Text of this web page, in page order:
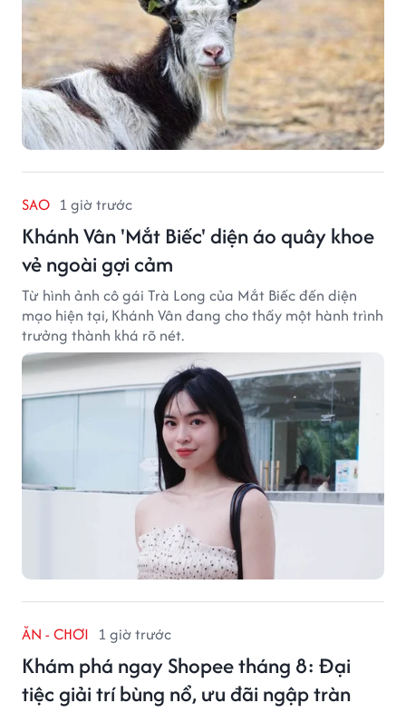
SAO 1 giờ trước
Khánh Vân 'Mắt Biếc' diện áo quây khoe
vẻ ngoài gợi cảm
Từ hình ảnh cô gái Trà Long của Mắt Biếc đến diện
mạo hiện tại, Khánh Vân đang cho thấy một hành trình
trưởng thành khá rõ nét.
ĂN - CHƠI 1 giờ trước
Khám phá ngay Shopee tháng 8: Đại
tiệc giải trí bùng nổ, ưu đãi ngập tràn